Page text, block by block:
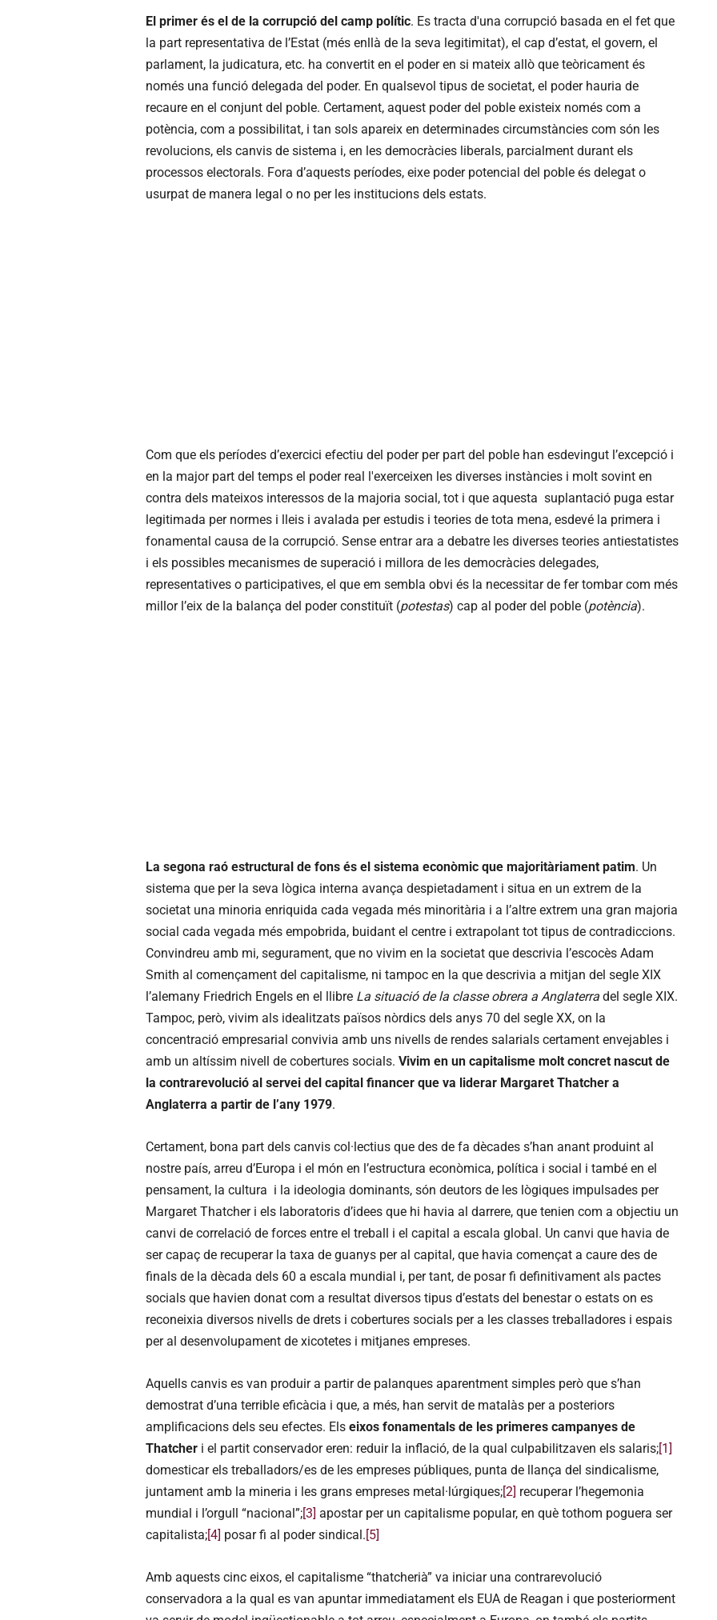
El primer és el de la corrupció del camp polític. Es tracta d'una corrupció basada en el fet que
la part representativa de l’Estat (més enllà de la seva legitimitat), el cap d’estat, el govern, el
parlament, la judicatura, etc. ha convertit en el poder en si mateix allò que teòricament és
només una funció delegada del poder. En qualsevol tipus de societat, el poder hauria de
recaure en el conjunt del poble. Certament, aquest poder del poble existeix només com a
potència, com a possibilitat, i tan sols apareix en determinades circumstàncies com són les
revolucions, els canvis de sistema i, en les democràcies liberals, parcialment durant els
processos electorals. Fora d’aquests períodes, eixe poder potencial del poble és delegat o
usurpat de manera legal o no per les institucions dels estats.
Com que els períodes d’exercici efectiu del poder per part del poble han esdevingut l’excepció i
en la major part del temps el poder real l'exerceixen les diverses instàncies i molt sovint en
contra dels mateixos interessos de la majoria social, tot i que aquesta suplantació puga estar
legitimada per normes i lleis i avalada per estudis i teories de tota mena, esdevé la primera i
fonamental causa de la corrupció. Sense entrar ara a debatre les diverses teories antiestatistes
i els possibles mecanismes de superació i millora de les democràcies delegades,
representatives o participatives, el que em sembla obvi és la necessitar de fer tombar com més
millor l’eix de la balança del poder constituït (potestas) cap al poder del poble (potència).
La segona raó estructural de fons és el sistema econòmic que majoritàriament patim. Un
sistema que per la seva lògica interna avança despietadament i situa en un extrem de la
societat una minoria enriquida cada vegada més minoritària i a l’altre extrem una gran majoria
social cada vegada més empobrida, buidant el centre i extrapolant tot tipus de contradiccions.
Convindreu amb mi, segurament, que no vivim en la societat que descrivia l’escocès Adam
Smith al començament del capitalisme, ni tampoc en la que descrivia a mitjan del segle XIX
l’alemany Friedrich Engels en el llibre La situació de la classe obrera a Anglaterra del segle XIX.
Tampoc, però, vivim als idealitzats països nòrdics dels anys 70 del segle XX, on la
concentració empresarial convivia amb uns nivells de rendes salarials certament envejables i
amb un altíssim nivell de cobertures socials. Vivim en un capitalisme molt concret nascut de
la contrarevolució al servei del capital financer que va liderar Margaret Thatcher a
Anglaterra a partir de l’any 1979.
Certament, bona part dels canvis col·lectius que des de fa dècades s’han anant produint al
nostre país, arreu d’Europa i el món en l’estructura econòmica, política i social i també en el
pensament, la cultura i la ideologia dominants, són deutors de les lògiques impulsades per
Margaret Thatcher i els laboratoris d’idees que hi havia al darrere, que tenien com a objectiu un
canvi de correlació de forces entre el treball i el capital a escala global. Un canvi que havia de
ser capaç de recuperar la taxa de guanys per al capital, que havia començat a caure des de
finals de la dècada dels 60 a escala mundial i, per tant, de posar fi definitivament als pactes
socials que havien donat com a resultat diversos tipus d’estats del benestar o estats on es
reconeixia diversos nivells de drets i cobertures socials per a les classes treballadores i espais
per al desenvolupament de xicotetes i mitjanes empreses.
Aquells canvis es van produir a partir de palanques aparentment simples però que s’han
demostrat d’una terrible eficàcia i que, a més, han servit de matalàs per a posteriors
amplificacions dels seu efectes. Els eixos fonamentals de les primeres campanyes de
Thatcher i el partit conservador eren: reduir la inflació, de la qual culpabilitzaven els salaris;[1]
domesticar els treballadors/es de les empreses públiques, punta de llança del sindicalisme,
juntament amb la mineria i les grans empreses metal·lúrgiques;[2] recuperar l’hegemonia
mundial i l’orgull “nacional”;[3] apostar per un capitalisme popular, en què tothom poguera ser
capitalista;[4] posar fi al poder sindical.[5]
Amb aquests cinc eixos, el capitalisme “thatcherià” va iniciar una contrarevolució
conservadora a la qual es van apuntar immediatament els EUA de Reagan i que posteriorment